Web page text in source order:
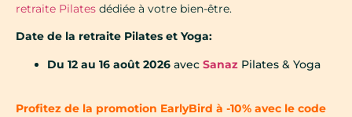
retraite Pilates dédiée à votre bien-être.
Date de la retraite Pilates et Yoga:
Du 12 au 16 août 2026 avec Sanaz Pilates & Yoga
Profitez de la promotion EarlyBird à -10% avec le code